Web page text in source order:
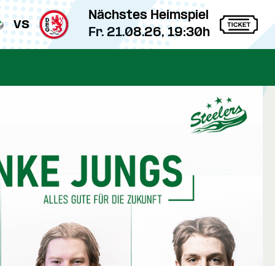
vs
Nächstes Heimspiel
Fr. 21.08.26, 19:30h